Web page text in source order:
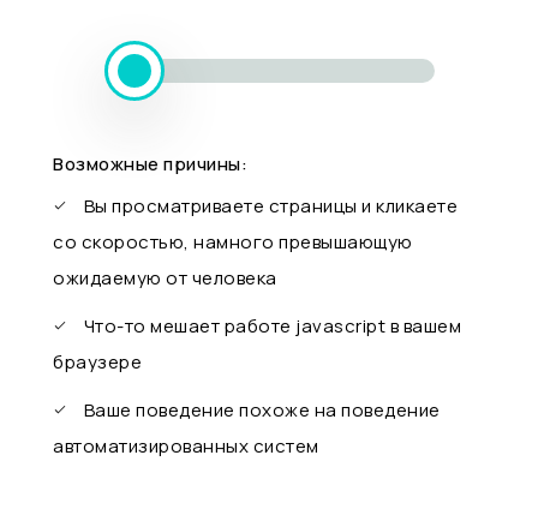
Возможные причины:
Вы просматриваете страницы и кликаете
со скоростью, намного превышающую
ожидаемую от человека
Что-то мешает работе javascript в вашем
браузере
Ваше поведение похоже на поведение
автоматизированных систем